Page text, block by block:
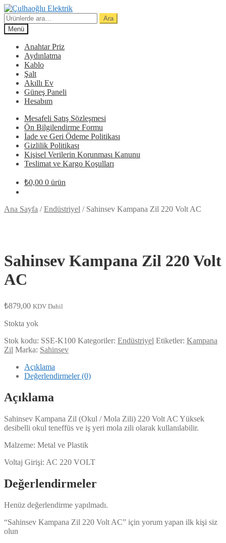
Dolaşıma
geç
İçeriğe
geç
Ara:
Ara
Menü
Anahtar Priz
Aydınlatma
Kablo
Şalt
Akıllı Ev
Güneş Paneli
Hesabım
Mesafeli Satış Sözleşmesi
Ön Bilgilendirme Formu
İade ve Geri Ödeme Politikası
Gizlilik Politikası
Kişisel Verilerin Korunması Kanunu
Teslimat ve Kargo Koşulları
₺0,00 0 ürün
Ana Sayfa /Endüstriyel / Sahinsev Kampana Zil 220 Volt AC
Sahinsev Kampana Zil 220 Volt
AC
₺879,00 KDV Dahil
Stokta yok
Stok kodu: SSE-K100 Kategoriler: Endüstriyel Etiketler: Kampana
Zil Marka: Sahinsev
Açıklama
Değerlendirmeler (0)
Açıklama
Sahinsev Kampana Zil (Okul / Mola Zili) 220 Volt AC Yüksek
desibelli okul teneffüs ve iş yeri mola zili olarak kullanılabilir.
Malzeme: Metal ve Plastik
Voltaj Girişi: AC 220 VOLT
Değerlendirmeler
Henüz değerlendirme yapılmadı.
“Sahinsev Kampana Zil 220 Volt AC” için yorum yapan ilk kişi siz
olun